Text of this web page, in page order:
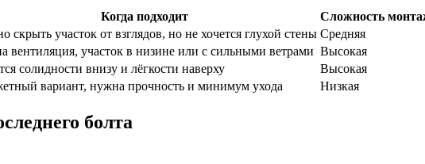
Когда подходит Сложность
скрыть участок от взглядов, но не хочется глухой стены Средняя
вентиляция, участок в низине или с сильными ветрами Высокая
солидности внизу и лёгкости наверху
Высокая
вариант, нужна прочность и минимум ухода
Низкая
болта